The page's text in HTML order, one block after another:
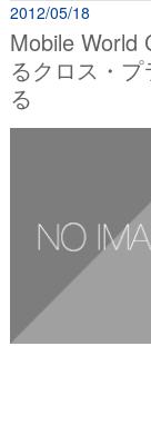
2012/05/18
Mobile World
るクロス・
る